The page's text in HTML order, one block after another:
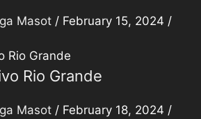
Masot / February 15, 2024 /
Rio Grande
Masot / February 18, 2024 /